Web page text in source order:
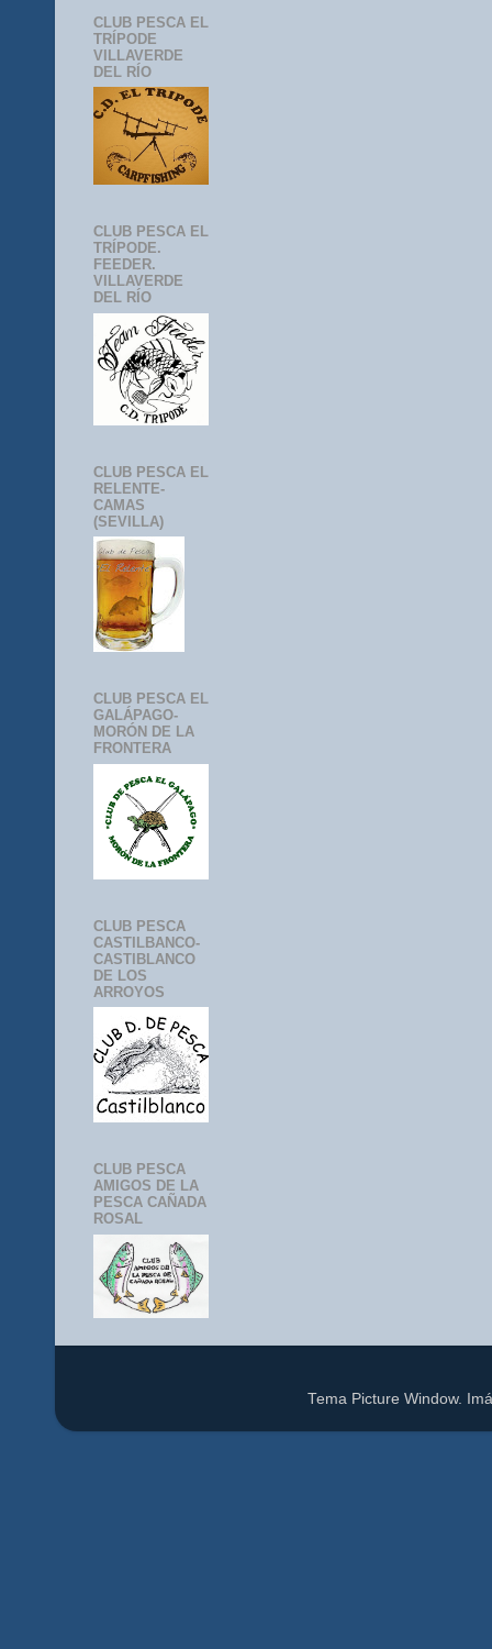
CLUB PESCA EL
TRÍPODE
VILLAVERDE
DEL RÍO
CLUB PESCA EL
TRÍPODE.
FEEDER.
VILLAVERDE
DEL RÍO
CLUB PESCA EL
RELENTE-
CAMAS
(SEVILLA)
CLUB PESCA EL
GALÁPAGO-
MORÓN DE LA
FRONTERA
CLUB PESCA
CASTILBANCO-
CASTIBLANCO
DE LOS
ARROYOS
CLUB PESCA
AMIGOS DE LA
PESCA CAÑADA
ROSAL
Tema Picture Window.